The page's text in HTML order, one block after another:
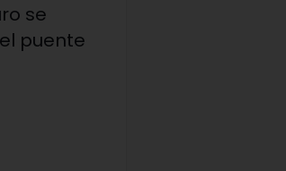
se
puente